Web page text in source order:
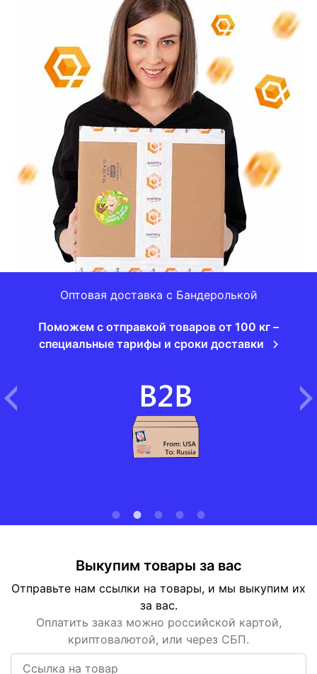
Оптовая доставка с Бандеролькой
Поможем с отправкой товаров от 100 кг –
специальные тарифы и сроки доставки
Выкупим товары за вас
Отправьте нам ссылки на товары, и мы выкупим их
за вас.
Оплатить заказ можно российской картой,
криптовалютой, или через СБП.